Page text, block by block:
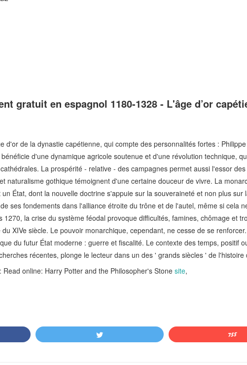
gratuit en espagnol 1180-1328 - L'âge d’or
d'or de la dynastie capétienne, qui compte des personnalités fortes :
d'une dynamique agricole soutenue et d'une révolution technique,
La prospérité - relative - des campagnes permet aussi l'essor
naturalisme gothique témoignent d'une certaine douceur de vivre. La
État, dont la nouvelle doctrine s'appuie sur la souveraineté et non plus sur
ses fondements dans l'alliance étroite du trône et de l'autel, même si cela
1270, la crise du système féodal provoque difficultés, famines, chômage et
XIVe siècle. Le pouvoir monarchique, cependant, ne cesse de se
du futur État moderne : guerre et fiscalité. Le contexte des temps, positif
récentes, plonge le lecteur dans un des ' grands siècles ' de l'histoire
online: Harry Potter and the Philosopher's Stone site,